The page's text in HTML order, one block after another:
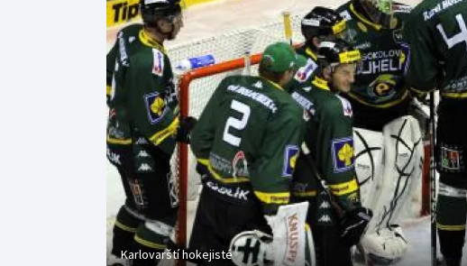
Curling
Dostihy
Florbal
Futsal
Golf
Gymnastika
Karlovarští hokejisté